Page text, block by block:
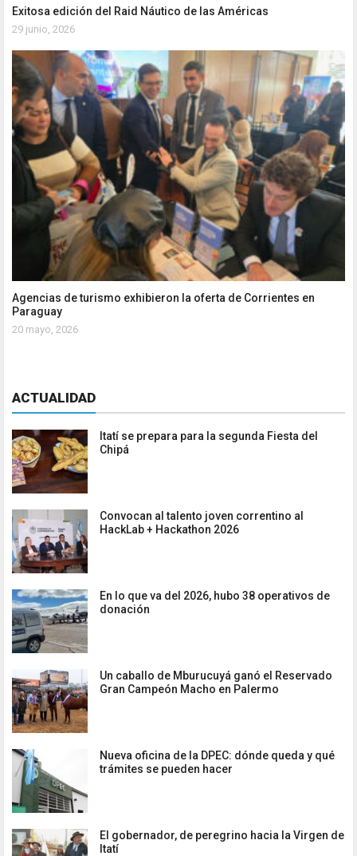
Exitosa edición del Raid Náutico de las Américas
29 junio, 2026
Agencias de turismo exhibieron la oferta de Corrientes en
Paraguay
20 mayo, 2026
ACTUALIDAD
Itatí se prepara para la segunda Fiesta del
Chipá
Convocan al talento joven correntino al
HackLab + Hackathon 2026
En lo que va del 2026, hubo 38 operativos de
donación
Un caballo de Mburucuyá ganó el Reservado
Gran Campeón Macho en Palermo
Nueva oficina de la DPEC: dónde queda y qué
trámites se pueden hacer
El gobernador, de peregrino hacia la Virgen de
Itatí